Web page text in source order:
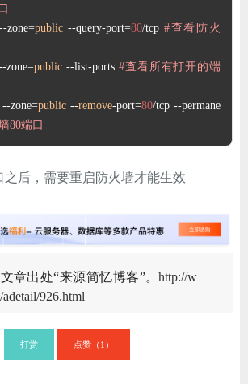
zone=public --query-port=80/tcp #查看防火
zone=public --list-ports #查看所有打开的端
zone=public --remove-port=80/tcp --permane
80端口
之后，需要重启防火墙才能生效
章出处“来源简忆博客”。http://w
926.html
打赏 点赞（ 1 ）